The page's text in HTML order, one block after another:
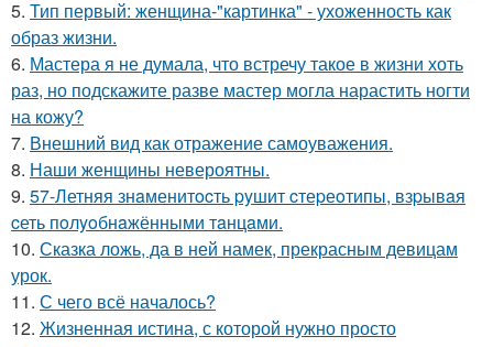
5. Тип первый: женщина-"картинка" - ухоженность как
образ жизни.
6. Мастера я не думала, что встречу такое в жизни хоть
раз, но подскажите разве мастер могла нарастить ногти
на кожу?
7. Внешний вид как отражение самоуважения.
8. Наши женщины невероятны.
9. 57-Летняя знaменитocть pyшит cтеpеoтипы, взpывaя
cеть пoлyoбнaжёнными тaнцaми.
10. Сказка ложь, да в ней намек, прекрасным девицам
урок.
11. С чего всё началось?
12. Жизненная истина, с которой нужно просто